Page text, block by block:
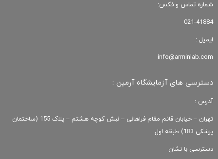
شماره تماس و فکس:
021-41884
ایمیل :
info@arminlab.com
دسترسی های آزمایشگاه آرمین :
آدرس :
تهران – خیابان قائم مقام فراهانی – نبش کوچه هشتم – پلاک 155 (ساختمان
پزشکی 183) طبقه اول
دسترسی با نشان